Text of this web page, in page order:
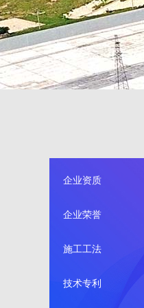
企业资质
企业荣誉
施工工法
技术专利